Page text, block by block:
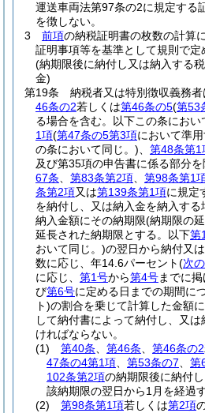
運送車両法第97条の2に規定する
を徴しない。
3
前項の納税証明書の枚数の計算
証明事項等を基準として規則で定
(納期限後に納付し又は納入する
金)
第19条
納税者又は特別徴収義務者
46条の2若しくは第46条の5(第53
る場合を含む。以下この条におい
1項(第47条の5第3項において準
の条において同じ。)
第48条第1
及び第35項の申告書に係る部分を
67条
第83条第2項 第98条第1
条第2項又は第139条第1項に規定
を納付し、又は納入金を納入す
納入金額にその納期限(納期限の
延長された納期限とする。以下第
おいて同じ。)の翌日から納付又
数に応じ、年14.6パーセント(次
に応じ、 第1号から第4号までに
び第6号に定める日までの期間に
ト)の割合を乗じて計算した金額
して納付書によって納付し、又
ければならない。
(1)
第40条 第46条 第46条の2
47条の4第1項
第53条の7 第
102条第2項の納期限後に納付
該納期限の翌日から1月を経過
(2)
第98条第1項若しくは第2項